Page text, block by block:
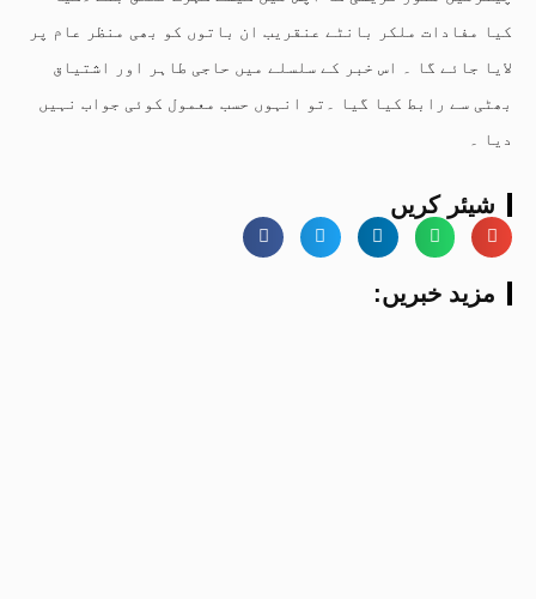
کیا مفادات ملکر بانٹے عنقریب ان باتوں کو بھی منظر عام پر
لایا جائے گا ۔ اس خبر کے سلسلے میں حاجی طاہر اور اشتیاق
بھٹی سے رابط کیا گیا ۔تو انہوں حسب معمول کوئی جواب نہیں
دیا ۔
شیئر کریں
:مزید خبریں